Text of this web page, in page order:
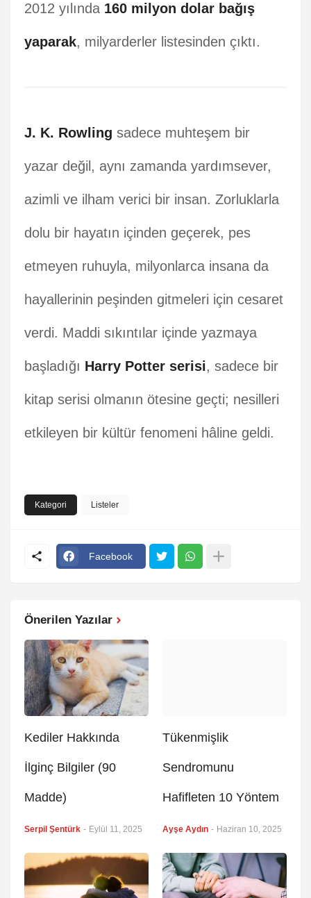
2012 yılında 160 milyon dolar bağış
yaparak, milyarderler listesinden çıktı.
J. K. Rowling sadece muhteşem bir
yazar değil, aynı zamanda yardımsever,
azimli ve ilham verici bir insan. Zorluklarla
dolu bir hayatın içinden geçerek, pes
etmeyen ruhuyla, milyonlarca insana da
hayallerinin peşinden gitmeleri için cesaret
verdi. Maddi sıkıntılar içinde yazmaya
başladığı Harry Potter serisi, sadece bir
kitap serisi olmanın ötesine geçti; nesilleri
etkileyen bir kültür fenomeni hâline geldi.
Kategori Listeler
Facebook
Önerilen Yazılar
Kediler Hakkında
İlginç Bilgiler (90
Madde)
Serpil Şentürk - Eylül 11, 2025
Tükenmişlik
Sendromunu
Hafifleten 10 Yöntem
Ayşe Aydın - Haziran 10, 2025